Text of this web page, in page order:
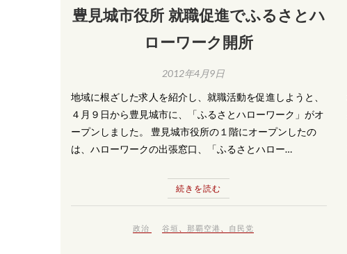
豊見城市役所 就職促進でふるさとハ
ローワーク開所
2012年4月9日
地域に根ざした求人を紹介し、就職活動を促進しようと、
４月９日から豊見城市に、「ふるさとハローワーク」がオ
ープンしました。 豊見城市役所の１階にオープンしたの
は、ハローワークの出張窓口、「ふるさとハロー…
続きを読む
政治 谷垣 那覇空港 自民党